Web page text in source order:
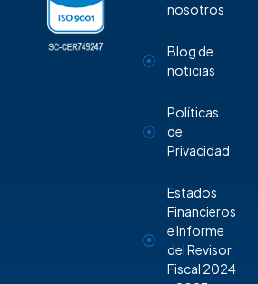
nosotros
Blog de
noticias
Políticas
de
Privacidad
Estados
Financieros
e Informe
del Revisor
Fiscal 2024